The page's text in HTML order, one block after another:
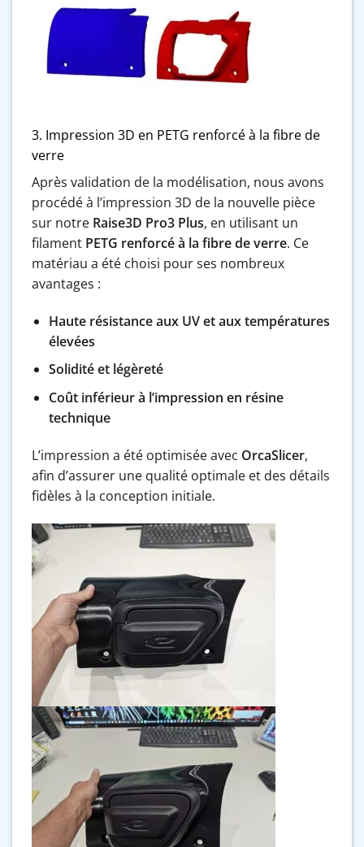
3. Impression 3D en PETG renforcé à la fibre de
verre
Après validation de la modélisation, nous avons
procédé à l’impression 3D de la nouvelle pièce
sur notre Raise3D Pro3 Plus, en utilisant un
filament PETG renforcé à la fibre de verre. Ce
matériau a été choisi pour ses nombreux
avantages :
Haute résistance aux UV et aux températures
élevées
Solidité et légèreté
Coût inférieur à l’impression en résine
technique
L’impression a été optimisée avec OrcaSlicer,
afin d’assurer une qualité optimale et des détails
fidèles à la conception initiale.